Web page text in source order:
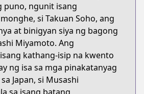
puno, ngunit isang
si Takuan Soho, ang
at binigyan siya ng bagong
Miyamoto. Ang
kathang-isip na kwento
ng isa sa mga pinakatanyag
Japan, si Musashi